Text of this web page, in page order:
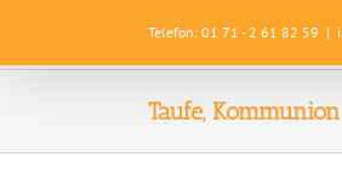
springen
Telefon: 01 71 - 2 61 82 59 |
Taufe,